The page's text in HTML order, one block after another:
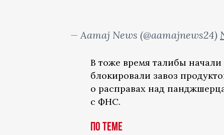
— Aamaj News (@aamajnews24)
В тоже время талибы
блокировали завоз
о расправах над
с ФНС.
По теме